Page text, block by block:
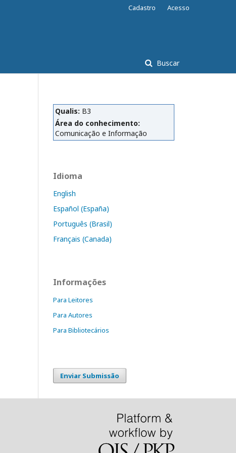
Buscar
Cadastro Acesso
Qualis: B3
Área do conhecimento:
Comunicação e Informação
Idioma
English
Español (España)
Português (Brasil)
Français (Canada)
Informações
Para Leitores
Para Autores
Para Bibliotecários
Enviar Submissão